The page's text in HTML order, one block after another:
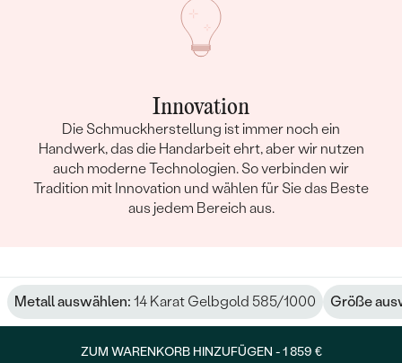
Innovation
Die Schmuckherstellung ist immer noch ein
Handwerk, das die Handarbeit ehrt, aber wir nutzen
auch moderne Technologien. So verbinden wir
Tradition mit Innovation und wählen für Sie das Beste
aus jedem Bereich aus.
Metall auswählen: 14 Karat Gelbgold 585/1000 Größe
ZUM WARENKORB HINZUFÜGEN -1 859 €